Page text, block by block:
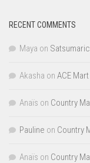
RECENT COMMENTS
Maya on
Akasha on ACE Mart
Anaïs on Country
Pauline on Country
Anaïs on Country